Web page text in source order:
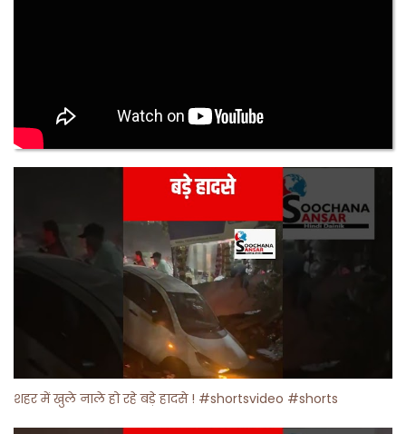
शहर में खुले नाले हो रहे बड़े हादसे ! #shortsvideo #shorts